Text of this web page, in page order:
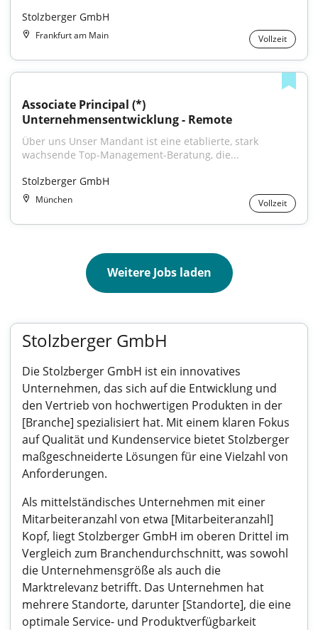
Stolzberger GmbH
Frankfurt am Main Vollzeit
Associate Principal (*)
Unternehmensentwicklung - Remote
Über uns Unser Mandant ist eine etablierte, stark
wachsende Top-Management-Beratung, die...
Stolzberger GmbH
München Vollzeit
Weitere Jobs laden
Stolzberger GmbH
Die Stolzberger GmbH ist ein innovatives
Unternehmen, das sich auf die Entwicklung und
den Vertrieb von hochwertigen Produkten in der
[Branche] spezialisiert hat. Mit einem klaren Fokus
auf Qualität und Kundenservice bietet Stolzberger
maßgeschneiderte Lösungen für eine Vielzahl von
Anforderungen.
Als mittelständisches Unternehmen mit einer
Mitarbeiteranzahl von etwa [Mitarbeiteranzahl]
Kopf, liegt Stolzberger GmbH im oberen Drittel im
Vergleich zum Branchendurchschnitt, was sowohl
die Unternehmensgröße als auch die
Marktrelevanz betrifft. Das Unternehmen hat
mehrere Standorte, darunter [Standorte], die eine
optimale Service- und Produktverfügbarkeit